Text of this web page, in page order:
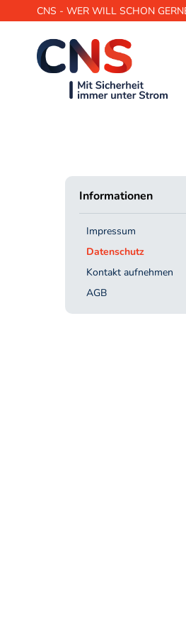
CNS - WER WILL SCHON
Informationen
Impressum
Datenschutz
Kontakt aufnehmen
AGB